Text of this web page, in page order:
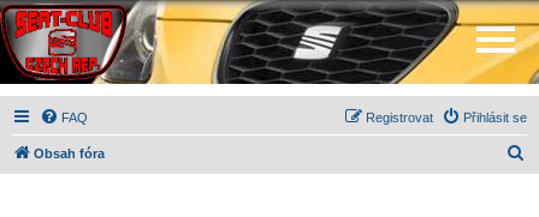
FAQ Přihlásit se
Registrovat
Obsah fóra